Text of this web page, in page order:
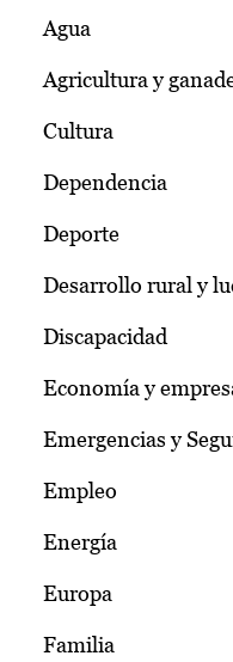
Agua
Agricultura y
Cultura
Dependencia
Deporte
Desarrollo rural y
Discapacidad
Economía y
Emergencias y
Empleo
Energía
Europa
Familia